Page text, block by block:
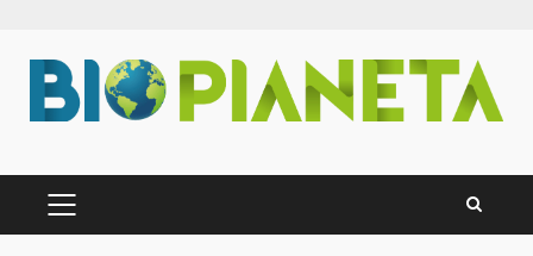
Inhalt
springen
PRIMÄRES
MENÜ